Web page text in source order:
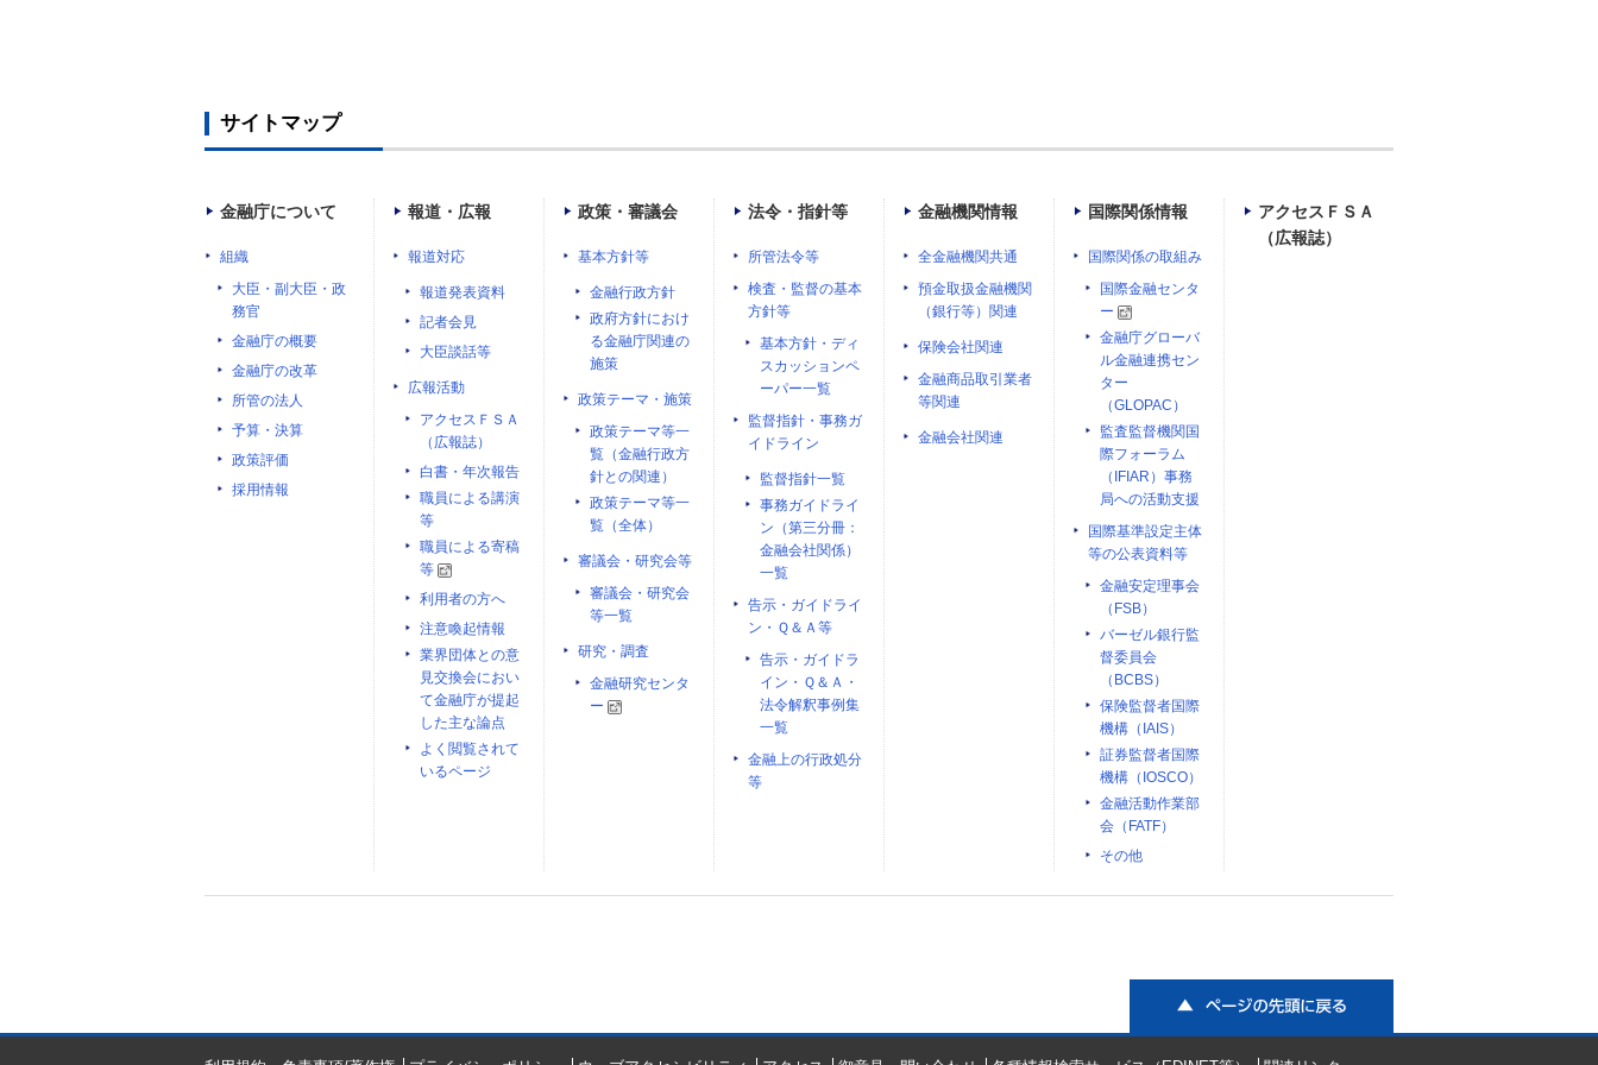
サイトマップ
金融庁について
組織
大臣・副大臣・政
務官
金融庁の概要
金融庁の改革
所管の法人
予算・決算
政策評価
採用情報
報道・広報
報道対応
報道発表資料
記者会見
大臣談話等
広報活動
アクセスＦＳＡ
（広報誌）
白書・年次報告
職員による講演
等
職員による寄稿
等
利用者の方へ
注意喚起情報
業界団体との意
見交換会におい
て金融庁が提起
した主な論点
よく閲覧されて
いるページ
政策・審議会
基本方針等
金融行政方針
政府方針におけ
る金融庁関連の
施策
政策テーマ・施策
政策テーマ等一
覧（金融行政方
針との関連）
政策テーマ等一
覧（全体）
審議会・研究会等
審議会・研究会
等一覧
研究・調査
金融研究センタ
ー
法令・指針等
所管法令等
検査・監督の基本
方針等
基本方針・ディ
スカッションペ
ーパー一覧
監督指針・事務ガ
イドライン
監督指針一覧
事務ガイドライ
ン（第三分冊：
金融会社関係）
一覧
告示・ガイドライ
ン・Ｑ＆Ａ等
告示・ガイドラ
イン・Ｑ＆Ａ・
法令解釈事例集
一覧
金融上の行政処分
等
金融機関情報
全金融機関共通
預金取扱金融機関
（銀行等）関連
保険会社関連
金融商品取引業者
等関連
金融会社関連
国際関係情報
国際関係の取組み
国際金融センタ
ー
金融庁グローバ
ル金融連携セン
ター
（GLOPAC）
監査監督機関国
際フォーラム
（IFIAR）事務
局への活動支援
国際基準設定主体
等の公表資料等
金融安定理事会
（FSB）
バーゼル銀行監
督委員会
（BCBS）
保険監督者国際
機構（IAIS）
証券監督者国際
機構（IOSCO）
金融活動作業部
会（FATF）
その他
アクセスＦＳＡ
（広報誌）